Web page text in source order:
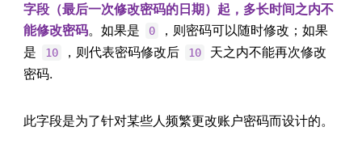
字段（最后一次修改密码的日期）起，多长时间之内不
能修改密码。如果是 0
，则密码可以随时修改；如果
是
10 ，则代表密码修改后 10
天之内不能再次修改
密码.
此字段是为了针对某些人频繁更改账户密码而设计的。